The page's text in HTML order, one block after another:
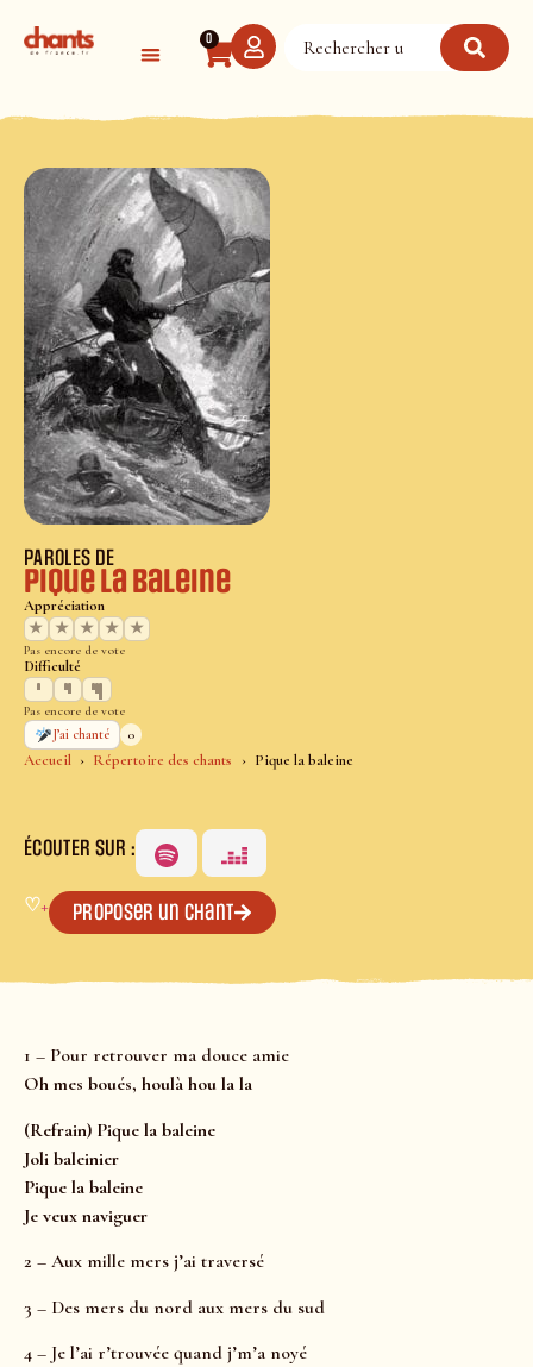
0
Accueil Répertoire des chants Pique la baleine
PAROLES DE
Pique la baleine
Appréciation
★
★ ★ ★ ★
Pas encore de vote
Difficulté
Pas encore de vote
J’ai chanté
0
ÉCOUTER SUR :
♡+ Proposer un chant
1 – Pour retrouver ma douce amie
Oh mes boués, houlà hou la la
(Refrain) Pique la baleine
Joli baleinier
Pique la baleine
Je veux naviguer
2 – Aux mille mers j’ai traversé
3 – Des mers du nord aux mers du sud
4 – Je l’ai r’trouvée quand j’m’a noyé